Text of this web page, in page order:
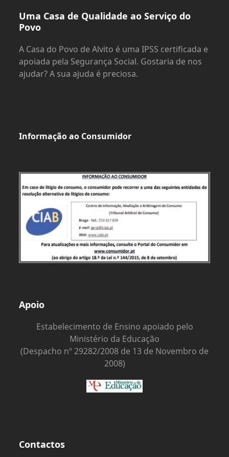
Uma Casa de Qualidade ao Serviço do
Povo
A Casa do Povo de Alvito é uma IPSS certificada e
apoiada pela Segurança Social. Gostaria de nos
ajudar? A sua ajuda é preciosa.
Informação ao Consumidor
Apoio
Estabelecimento de Ensino apoiado pelo
Ministério da Educação
(Despacho nº 29282/2008 de 13 de Novembro de
2008)
Contactos